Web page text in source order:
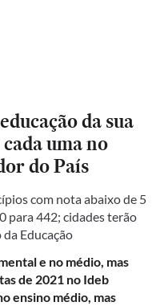
da sua
uma no
Ideb, principal indicador do País
com nota abaixo de 5
para 442; cidades terão
Educação
e no médio, mas
de 2021 no Ideb
ensino médio, mas